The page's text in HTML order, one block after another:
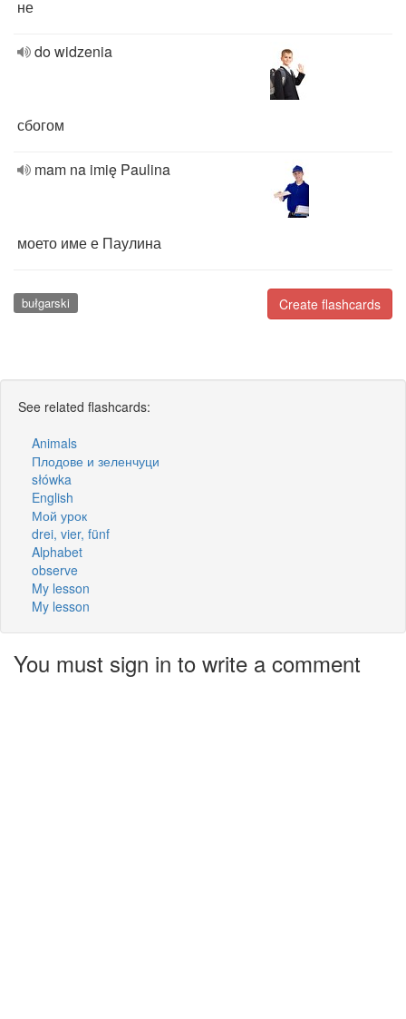
не
do widzenia
сбогом
mam na imię Paulina
моето име е Паулина
Create flashcards
bułgarski
See related flashcards:
Animals
Плодове и зеленчуци
słówka
English
Мой урок
drei, vier, fünf
Alphabet
observe
My lesson
My lesson
You must sign in to write a comment